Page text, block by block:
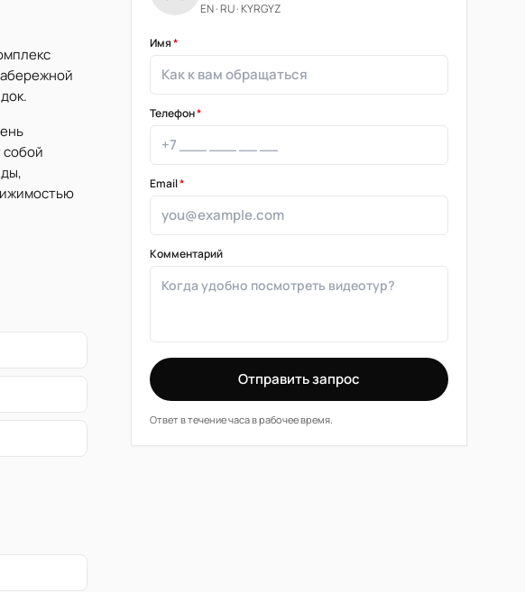
собой
EN · RU · KYRGYZ
Имя*
Телефон*
Email*
Комментарий
Отправить запрос
Ответ в течение часа в рабочее время.